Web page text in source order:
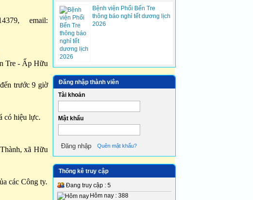
email:
Tre - Ấp Hữu
trước 9 giờ
có hiệu lực.
xã Hữu
các Công ty.
Bệnh viện Phổi Bến Tre
thông báo nghỉ tết dương lịch
2026
Đăng nhập thành viên
Tài khoản
Mật khẩu
Quên mật khẩu?
Thống kê truy cập
Đang truy cập : 5
Hôm nay : 388